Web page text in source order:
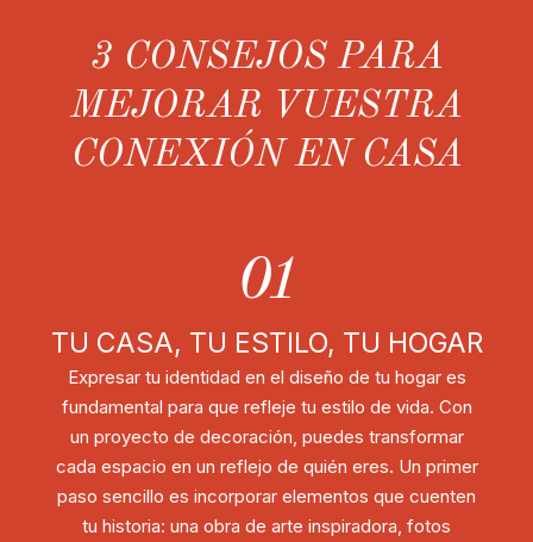
3 CONSEJOS PARA
MEJORAR VUESTRA
CONEXIÓN EN CASA
01
TU CASA, TU ESTILO, TU HOGAR
Expresar tu identidad en el diseño de tu hogar es
fundamental para que refleje tu estilo de vida. Con
un proyecto de decoración, puedes transformar
cada espacio en un reflejo de quién eres. Un primer
paso sencillo es incorporar elementos que cuenten
tu historia: una obra de arte inspiradora, fotos